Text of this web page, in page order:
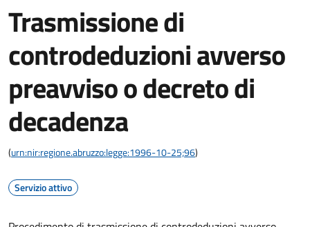
Trasmissione di
controdeduzioni avverso
preavviso o decreto di
decadenza
(urn:nir:regione.abruzzo:legge:1996-10-25;96)
Servizio attivo